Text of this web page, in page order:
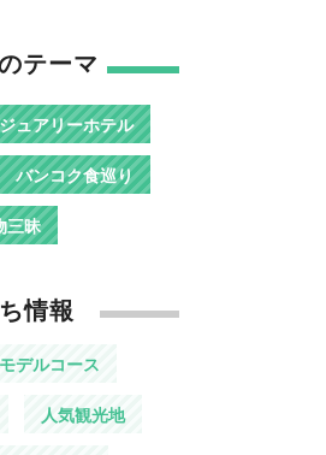
テーマ
ュアリーホテル
バンコク食巡り
三昧
情報
モデルコース
人気観光地